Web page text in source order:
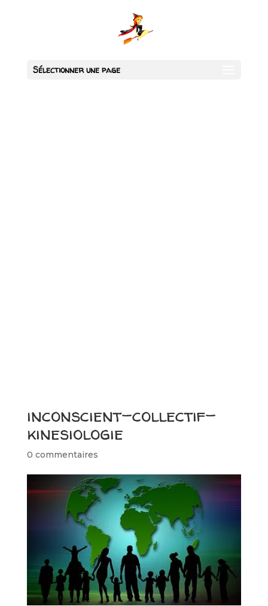
Sélectionner une page
inconscient-collectif-
kinesiologie
0 commentaires